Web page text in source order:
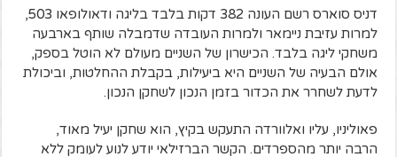
דניס סוארס רשם העונה 382 דקות בלבד בליגה ודאולופאו 503,
למרות עזיבת ניימאר ולמרות העובדה שדמבלה שותף בארבעה
משחקי ליגה בלבד. הכישרון של השניים מעולם לא הוטל בספק,
אולם הבעיה של השניים היא ביעילות, בקבלת ההחלטות, וביכולת
לדעת לשחרר את הכדור בזמן הנכון לשחקן הנכון.
פאוליניו, עליו ואלוורדה התעקש בקיץ, הוא שחקן יעיל מאוד,
הרבה יותר מהספרדים. הקשר הברזילאי יודע לנוע לעומק ללא